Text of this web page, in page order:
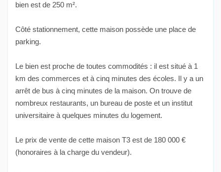
bien est de 250 m².
Côté stationnement, cette maison possède une place de
parking.
Le bien est proche de toutes commodités : il est situé à 1
km des commerces et à cinq minutes des écoles. Il y a un
arrêt de bus à cinq minutes de la maison. On trouve de
nombreux restaurants, un bureau de poste et un institut
universitaire à quelques minutes du logement.
Le prix de vente de cette maison T3 est de 180 000 €
(honoraires à la charge du vendeur).